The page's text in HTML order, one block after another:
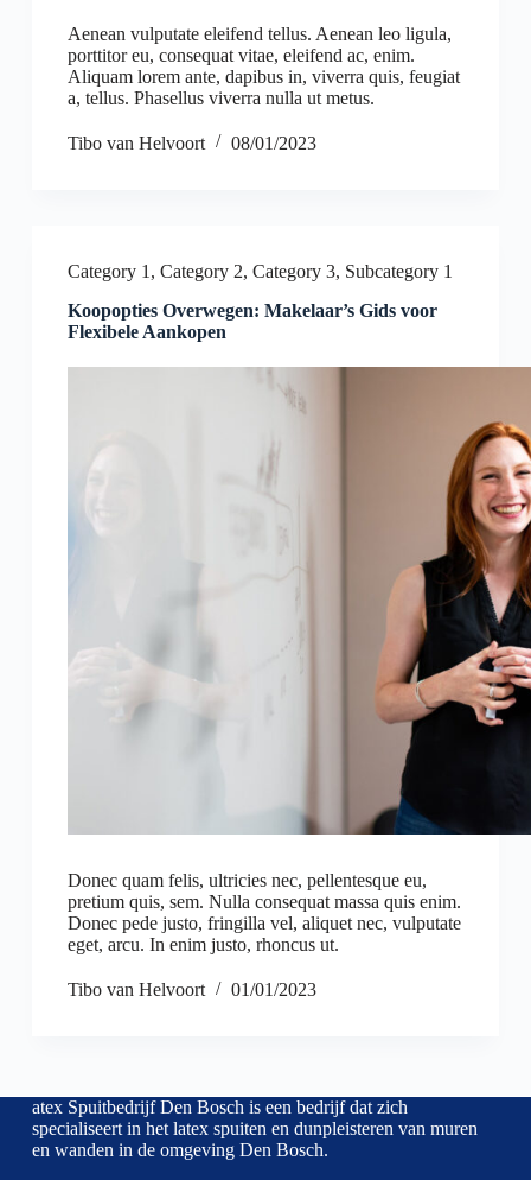
Aenean vulputate eleifend tellus. Aenean leo ligula,
porttitor eu, consequat vitae, eleifend ac, enim.
Aliquam lorem ante, dapibus in, viverra quis, feugiat
a, tellus. Phasellus viverra nulla ut metus.
Tibo van Helvoort 08/01/2023
Category 1 , Category 2, Category 3, Subcategory 1
Koopopties Overwegen: Makelaar’s Gids voor
Flexibele Aankopen
Donec quam felis, ultricies nec, pellentesque eu,
pretium quis, sem. Nulla consequat massa quis enim.
Donec pede justo, fringilla vel, aliquet nec, vulputate
eget, arcu. In enim justo, rhoncus ut.
Tibo van Helvoort 01/01/2023
atex Spuitbedrijf Den Bosch is een bedrijf dat zich
specialiseert in het latex spuiten en dunpleisteren van muren
en wanden in de omgeving Den Bosch.